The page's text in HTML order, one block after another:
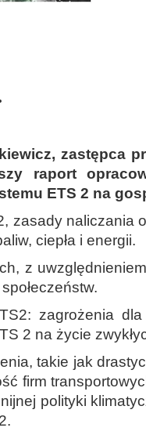
zastępca
raport
ETS 2 na
naliczania
ciepła i energii.
z
zagrożenia
2 na życie
takie jak
firm
polityki